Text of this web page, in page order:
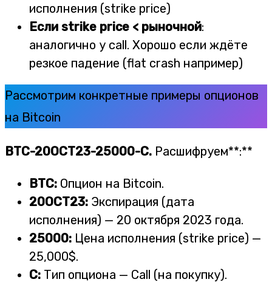
исполнения (strike price)
Если strike price < рыночной:
аналогично у call. Хорошо если ждёте
резкое падение (flat crash например)
Рассмотрим конкретные примеры опционов
на Bitcoin
BTC-20OCT23-25000-C. Расшифруем**:**
BTC: Опцион на Bitcoin.
20OCT23: Экспирация (дата
исполнения) — 20 октября 2023 года.
25000: Цена исполнения (strike price) —
25,000$.
C: Тип опциона — Call (на покупку).